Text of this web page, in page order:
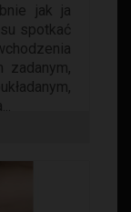
jak ja
spotkać